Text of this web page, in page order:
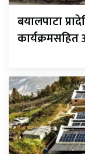
बयालपाटा
कार्यक्रमसहित